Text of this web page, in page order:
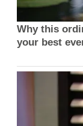
Why this
your best